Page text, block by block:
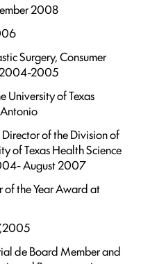
2008
Surgery, Consumer
2004-2005
University of Texas
of the Division of
of Texas Health Science
August 2007
the Year Award at
de Board Member and